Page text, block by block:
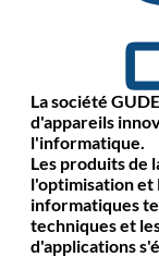
La société
d'appareils
l'informatique.
Les produits de
l'optimisation
informatiques
techniques et
d'applications